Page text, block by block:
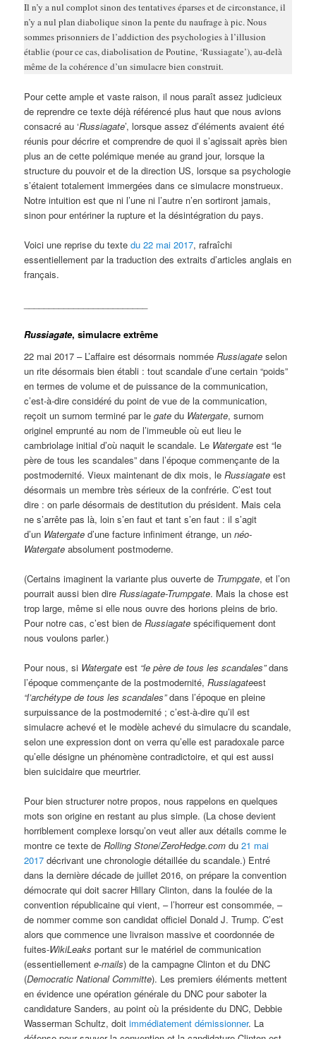
Il n’y a nul complot sinon des tentatives éparses et de circonstance, il
n’y a nul plan diabolique sinon la pente du naufrage à pic. Nous
sommes prisonniers de l’addiction des psychologies à l’illusion
établie (pour ce cas, diabolisation de Poutine, ‘Russiagate’), au-delà
même de la cohérence d’un simulacre bien construit.
Pour cette ample et vaste raison, il nous paraît assez judicieux
de reprendre ce texte déjà référencé plus haut que nous avions
consacré au ‘Russiagate’, lorsque assez d’éléments avaient été
réunis pour décrire et comprendre de quoi il s’agissait après bien
plus an de cette polémique menée au grand jour, lorsque la
structure du pouvoir et de la direction US, lorsque sa psychologie
s’étaient totalement immergées dans ce simulacre monstrueux.
Notre intuition est que ni l’une ni l’autre n’en sortiront jamais,
sinon pour entériner la rupture et la désintégration du pays.
Voici une reprise du textedu 22 mai 2017, rafraîchi
essentiellement par la traduction des extraits d’articles anglais en
français.
Russiagate, simulacre extrême
22 mai 2017 – L’affaire est désormais nomméeRussiagate selon
un rite désormais bien établi : tout scandale d’une certain “poids”
en termes de volume et de puissance de la communication,
c’est-à-dire considéré du point de vue de la communication,
reçoit un surnom terminé par legate du Watergate, surnom
originel emprunté au nom de l’immeuble où eut lieu le
cambriolage initial d’où naquit le scandale. Le Watergate est “le
père de tous les scandales” dans l’époque commençante de la
postmodernité. Vieux maintenant de dix mois, leRussiagateest
désormais un membre très sérieux de la confrérie. C’est tout
dire : on parle désormais de destitution du président. Mais cela
ne s’arrête pas là, loin s’en faut et tant s’en faut : il s’agit
d’un Watergated’une facture infiniment étrange, unnéo-
Watergate absolument postmoderne.
(Certains imaginent la variante plus ouverte de Trumpgate, et l’on
pourrait aussi bien direRussiagate-Trumpgate. Mais la chose est
trop large, même si elle nous ouvre des horions pleins de brio.
Pour notre cas, c’est bien deRussiagatespécifiquement dont
nous voulons parler.)
Pour nous, si Watergate est “le père de tous les scandales”dans
l’époque commençante de la postmodernité, Russiagateest
“l’archétype de tous les scandales”dans l’époque en pleine
surpuissance de la postmodernité ; c’est-à-dire qu’il est
simulacre achevé et le modèle achevé du simulacre du scandale,
selon une expression dont on verra qu’elle est paradoxale parce
qu’elle désigne un phénomène contradictoire, et qui est aussi
bien suicidaire que meurtrier.
Pour bien structurer notre propos, nous rappelons en quelques
mots son origine en restant au plus simple. (La chose devient
horriblement complexe lorsqu’on veut aller aux détails comme le
montre ce texte deRolling Stone/ZeroHedge.comdu21 mai
2017 décrivant une chronologie détaillée du scandale.) Entré
dans la dernière décade de juillet 2016, on prépare la convention
démocrate qui doit sacrer Hillary Clinton, dans la foulée de la
convention républicaine qui vient, – l’horreur est consommée, –
de nommer comme son candidat officiel Donald J. Trump. C’est
alors que commence une livraison massive et coordonnée de
fuites-WikiLeaks portant sur le matériel de communication
(essentiellemente-mails) de la campagne Clinton et du DNC
(Democratic National Committe). Les premiers éléments mettent
en évidence une opération générale du DNC pour saboter la
candidature Sanders, au point où la présidente du DNC, Debbie
Wasserman Schultz, doitimmédiatement démissionner. La